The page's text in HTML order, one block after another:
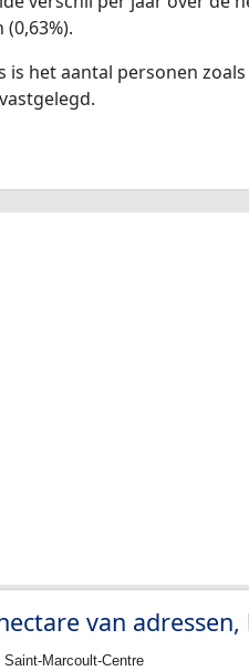
is het aantal personen
van
Saint-Marcoult-Centre